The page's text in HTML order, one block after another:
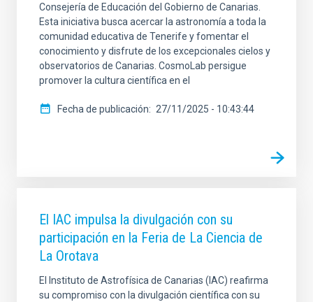
Consejería de Educación del Gobierno de Canarias.
Esta iniciativa busca acercar la astronomía a toda la
comunidad educativa de Tenerife y fomentar el
conocimiento y disfrute de los excepcionales cielos y
observatorios de Canarias. CosmoLab persigue
promover la cultura científica en el
Fecha de publicación 27/11/2025 - 10:43:44
El IAC impulsa la divulgación con su
participación en la Feria de La Ciencia de
La Orotava
El Instituto de Astrofísica de Canarias (IAC) reafirma
su compromiso con la divulgación científica con su